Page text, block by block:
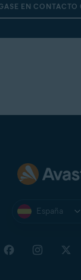
EN
España